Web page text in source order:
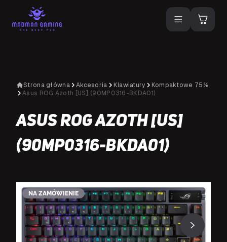
Strona główna Akcesoria Klawiatury
Kompaktowe 75%
Asus ROG Azoth [US] (90MP0316-BKDA01)
Asus ROG Azoth [US]
(90MP0316-BKDA01)
NA ZAMÓWIENIE